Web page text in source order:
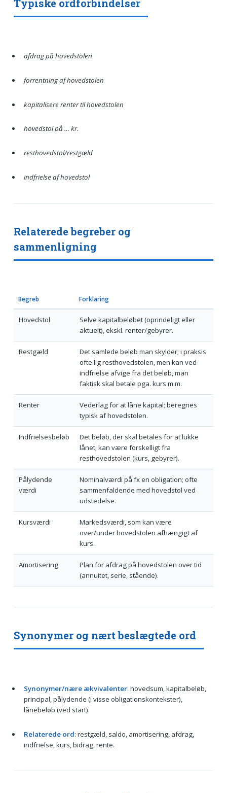
Typiske ordforbindelser
afdrag på hovedstolen
forrentning af hovedstolen
kapitalisere renter til hovedstolen
hovedstol på … kr.
resthovedstol/restgæld
indfrielse af hovedstol
Relaterede begreber og
sammenligning
Begreb Forklaring
Hovedstol
Selve kapitalbeløbet (oprindeligt eller
aktuelt), ekskl. renter/gebyrer.
Restgæld
Det samlede beløb man skylder; i praksis
ofte lig resthovedstolen, men kan ved
indfrielse afvige fra det beløb, man
faktisk skal betale pga. kurs m.m.
Renter
Vederlag for at låne kapital; beregnes
typisk af hovedstolen.
Indfrielsesbeløb
Det beløb, der skal betales for at lukke
lånet; kan være forskelligt fra
resthovedstolen (kurs, gebyrer).
Pålydende
værdi
Nominalværdi på fx en obligation; ofte
sammenfaldende med hovedstol ved
udstedelse.
Kursværdi
Markedsværdi, som kan være
over/under hovedstolen afhængigt af
kurs.
Amortisering
Plan for afdrag på hovedstolen over tid
(annuitet, serie, stående).
Synonymer og nært beslægtede ord
Synonymer/nære ækvivalenter: hovedsum, kapitalbeløb,
principal, pålydende (i visse obligationskontekster),
lånebeløb (ved start).
Relaterede ord: restgæld, saldo, amortisering, afdrag,
indfrielse, kurs, bidrag, rente.